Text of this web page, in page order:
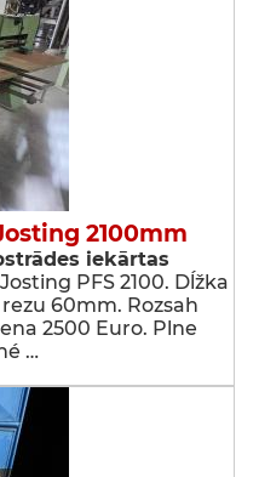
2100mm
iekārtas
PFS 2100. Dĺžka
60mm. Rozsah
2500 Euro. Plne
…